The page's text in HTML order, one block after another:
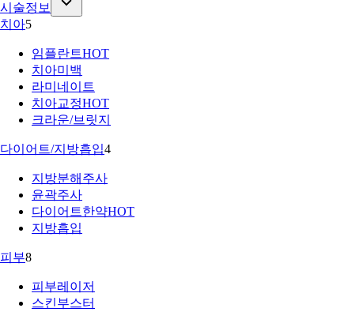
시술정보
치아5
임플란트HOT
치아미백
라미네이트
치아교정HOT
크라운/브릿지
다이어트/지방흡입4
지방분해주사
윤곽주사
다이어트한약HOT
지방흡입
피부8
피부레이저
스킨부스터